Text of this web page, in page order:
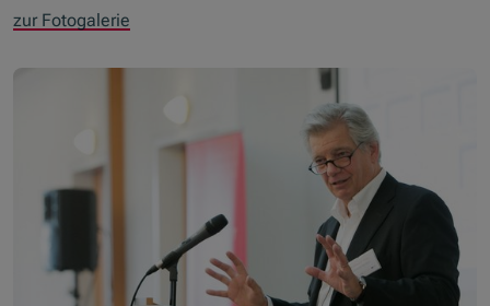
zur Fotogalerie